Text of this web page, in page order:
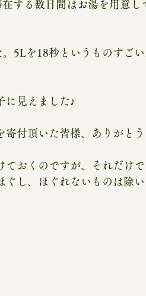
する数日間はお湯を用意し
5Lを18秒というものすご
に見えました♪
付頂いた皆様、ありがとう
ておくのですが、それだけ
し、ほぐれないものは除い